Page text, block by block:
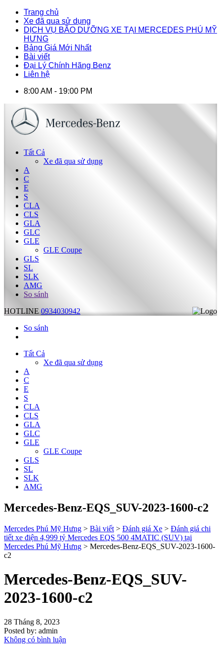
Trang chủ
Xe đã qua sử dụng
DỊCH VỤ BÃO DƯỠNG XE TẠI MERCEDES PHÚ MỸ
HƯNG
Bảng Giá Mới Nhất
Bài viết
Đại Lý Chính Hãng Benz
Liên hệ
8:00 AM - 19:00 PM
Tất Cả
Xe đã qua sử dụng
A
C
E
S
CLA
CLS
GLA
GLC
GLE
GLE Coupe
GLS
SL
SLK
AMG
So sánh
HOTLINE 0934030942
So sánh
Tất Cả
Xe đã qua sử dụng
A
C
E
S
CLA
CLS
GLA
GLC
GLE
GLE Coupe
GLS
SL
SLK
AMG
Mercedes-Benz-EQS_SUV-2023-1600-c2
Mercedes Phú Mỹ Hưng > Bài viết > Đánh giá Xe > Đánh giá chi
tiết xe điện 4,999 tỷ Mercedes EQS 500 4MATIC (SUV) tại
Mercedes Phú Mỹ Hưng > Mercedes-Benz-EQS_SUV-2023-1600-
c2
Mercedes-Benz-EQS_SUV-
2023-1600-c2
28 Tháng 8, 2023
Posted by: admin
Không có bình luận